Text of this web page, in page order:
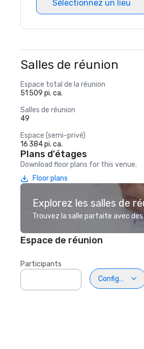
Sélectionnez un lieu
Salles de réunion
Espace total de la réunion
51 509 pi. ca.
Salles de réunion
49
Espace (semi-privé)
16 384 pi. ca.
Plans d'étages
Download floor plans for this venue.
Floor plans
Explorez les salles de
Trouvez la salle parfaite avec
Espace de réunion
Participants
Configuration